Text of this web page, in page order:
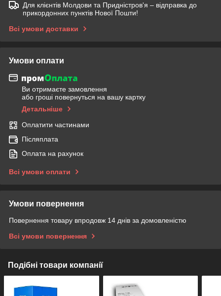
Для клієнтів Молдови та Придністров'я – відправка до
прикордонних пунктів Нової Пошти!
Всі умови доставки
Умови оплати
Ви отримаєте замовлення
або гроші повернуться на вашу картку
Детальніше
Оплатити частинами
Післяплата
Оплата на рахунок
Всі умови оплати
Умови повернення
Повернення товару впродовж 14 днів за домовленістю
Всі умови повернення
Подібні товари компанії